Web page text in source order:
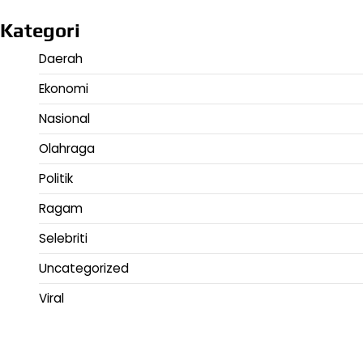
Kategori
Daerah
Ekonomi
Nasional
Olahraga
Politik
Ragam
Selebriti
Uncategorized
Viral